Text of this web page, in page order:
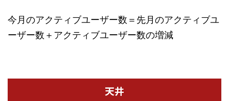
今月のアクティブユーザー数＝先月のアクティブユ
ーザー数＋アクティブユーザー数の増減
天井